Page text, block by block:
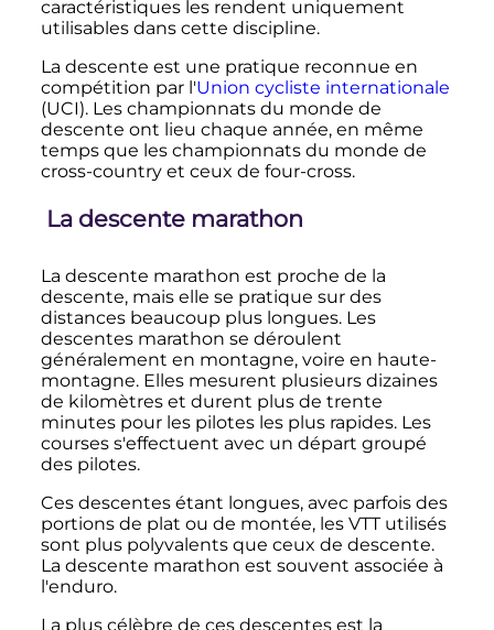
caractéristiques les rendent uniquement
utilisables dans cette discipline.
La descente est une pratique reconnue en
compétition par l'Union cycliste internationale
(UCI). Les championnats du monde de
descente ont lieu chaque année, en même
temps que les championnats du monde de
cross-country et ceux de four-cross.
La descente marathon
La descente marathon est proche de la
descente, mais elle se pratique sur des
distances beaucoup plus longues. Les
descentes marathon se déroulent
généralement en montagne, voire en haute-
montagne. Elles mesurent plusieurs dizaines
de kilomètres et durent plus de trente
minutes pour les pilotes les plus rapides. Les
courses s'effectuent avec un départ groupé
des pilotes.
Ces descentes étant longues, avec parfois des
portions de plat ou de montée, les VTT utilisés
sont plus polyvalents que ceux de descente.
La descente marathon est souvent associée à
l'enduro.
La plus célèbre de ces descentes est la